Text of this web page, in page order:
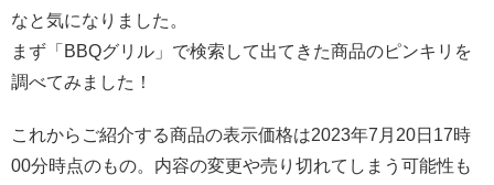
なと気になりました。
まず「BBQグリル」で検索して出てきた商品のピンキリを
調べてみました！
これからご紹介する商品の表示価格は2023年7月20日17時
00分時点のもの。内容の変更や売り切れてしまう可能性も